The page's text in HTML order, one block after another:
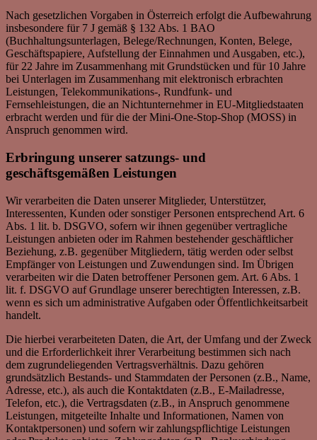
Nach gesetzlichen Vorgaben in Österreich erfolgt die Aufbewahrung
insbesondere für 7 J gemäß § 132 Abs. 1 BAO
(Buchhaltungsunterlagen, Belege/Rechnungen, Konten, Belege,
Geschäftspapiere, Aufstellung der Einnahmen und Ausgaben, etc.),
für 22 Jahre im Zusammenhang mit Grundstücken und für 10 Jahre
bei Unterlagen im Zusammenhang mit elektronisch erbrachten
Leistungen, Telekommunikations-, Rundfunk- und
Fernsehleistungen, die an Nichtunternehmer in EU-Mitgliedstaaten
erbracht werden und für die der Mini-One-Stop-Shop (MOSS) in
Anspruch genommen wird.
Erbringung unserer satzungs- und
geschäftsgemäßen Leistungen
Wir verarbeiten die Daten unserer Mitglieder, Unterstützer,
Interessenten, Kunden oder sonstiger Personen entsprechend Art. 6
Abs. 1 lit. b. DSGVO, sofern wir ihnen gegenüber vertragliche
Leistungen anbieten oder im Rahmen bestehender geschäftlicher
Beziehung, z.B. gegenüber Mitgliedern, tätig werden oder selbst
Empfänger von Leistungen und Zuwendungen sind. Im Übrigen
verarbeiten wir die Daten betroffener Personen gem. Art. 6 Abs. 1
lit. f. DSGVO auf Grundlage unserer berechtigten Interessen, z.B.
wenn es sich um administrative Aufgaben oder Öffentlichkeitsarbeit
handelt.
Die hierbei verarbeiteten Daten, die Art, der Umfang und der Zweck
und die Erforderlichkeit ihrer Verarbeitung bestimmen sich nach
dem zugrundeliegenden Vertragsverhältnis. Dazu gehören
grundsätzlich Bestands- und Stammdaten der Personen (z.B., Name,
Adresse, etc.), als auch die Kontaktdaten (z.B., E-Mailadresse,
Telefon, etc.), die Vertragsdaten (z.B., in Anspruch genommene
Leistungen, mitgeteilte Inhalte und Informationen, Namen von
Kontaktpersonen) und sofern wir zahlungspflichtige Leistungen